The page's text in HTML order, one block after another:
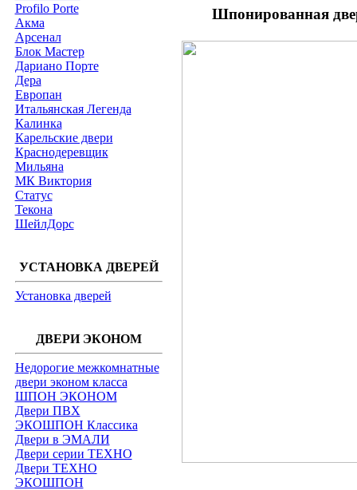
Profilo Porte
Акма
Арсенал
Блок Мастер
Дариано Порте
Дера
Европан
Итальянская Легенда
Калинка
Карельские двери
Краснодеревщик
Мильяна
МК Виктория
Статус
Текона
ШейлДорс
УСТАНОВКА ДВЕРЕЙ
Установка дверей
ДВЕРИ ЭКОНОМ
Недорогие межкомнатные
двери эконом класса
ШПОН ЭКОНОМ
Двери ПВХ
ЭКОШПОН Классика
Двери в ЭМАЛИ
Двери серии ТЕХНО
Двери ТЕХНО
ЭКОШПОН
Шпонированная